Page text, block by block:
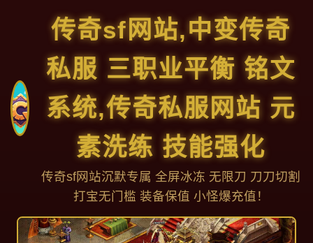
传奇sf网站,中变传奇
私服 三职业平衡 铭文
系统,传奇私服网站 元
素洗练 技能强化
传奇sf网站沉默专属 全屏冰冻 无限刀 刀刀切割
打宝无门槛 装备保值 小怪爆充值！